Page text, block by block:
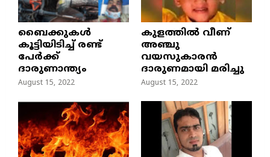
ബൈക്കുകൾ
കൂട്ടിയിടിച്ച് രണ്ട്
പേർക്ക്
ദാരുണാന്ത്യം
August 15, 2022
കുളത്തില്‍ വീണ്
അഞ്ചു
വയസുകാരന്‍
ദാരുണമായി മരിച്ചു
August 15, 2022